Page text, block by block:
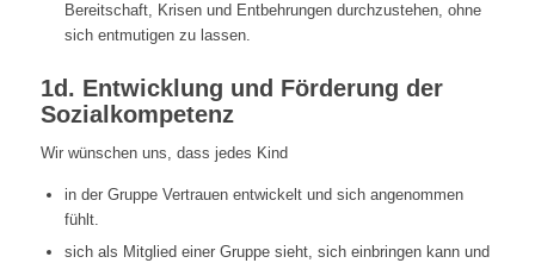
Bereitschaft, Krisen und Entbehrungen durchzustehen, ohne
sich entmutigen zu lassen.
1d. Entwicklung und Förderung der
Sozialkompetenz
Wir wünschen uns, dass jedes Kind
in der Gruppe Vertrauen entwickelt und sich angenommen
fühlt.
sich als Mitglied einer Gruppe sieht, sich einbringen kann und